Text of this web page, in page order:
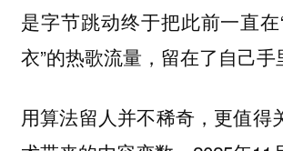
是字节跳动终于把此前一直
衣”的热歌流量，留在了自己手
用算法留人并不稀奇，更值得